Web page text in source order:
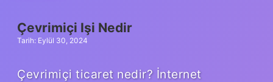
Çevrimiçi Işi Nedir
Tarih: Eylül 30, 2024
Çevrimiçi ticaret nedir? İnternet